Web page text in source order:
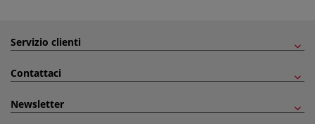
Servizio clienti
Contattaci
Newsletter